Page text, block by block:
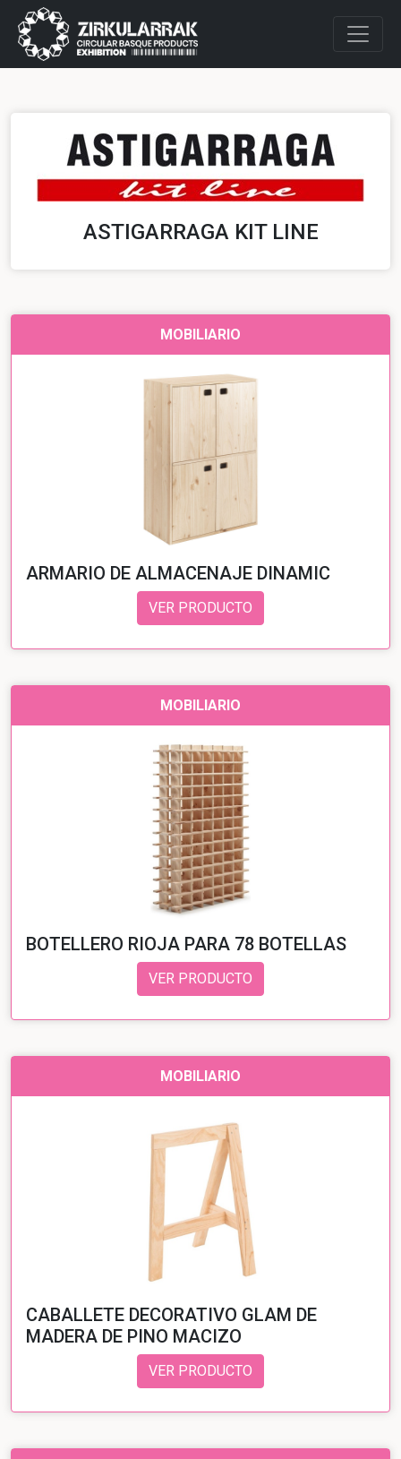
ASTIGARRAGA KIT LINE
MOBILIARIO
ARMARIO DE ALMACENAJE DINAMIC
VER PRODUCTO
MOBILIARIO
BOTELLERO RIOJA PARA 78 BOTELLAS
VER PRODUCTO
MOBILIARIO
CABALLETE DECORATIVO GLAM DE
MADERA DE PINO MACIZO
VER PRODUCTO